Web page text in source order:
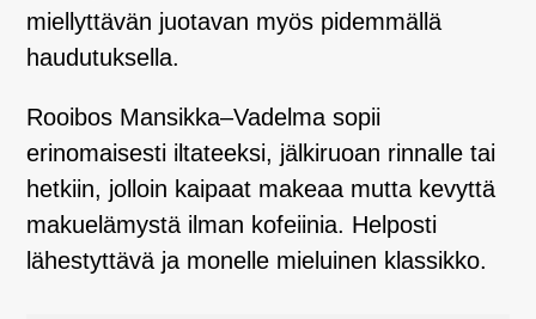
miellyttävän juotavan myös pidemmällä
haudutuksella.
Rooibos Mansikka–Vadelma sopii
erinomaisesti iltateeksi, jälkiruoan rinnalle tai
hetkiin, jolloin kaipaat makeaa mutta kevyttä
makuelämystä ilman kofeiinia. Helposti
lähestyttävä ja monelle mieluinen klassikko.